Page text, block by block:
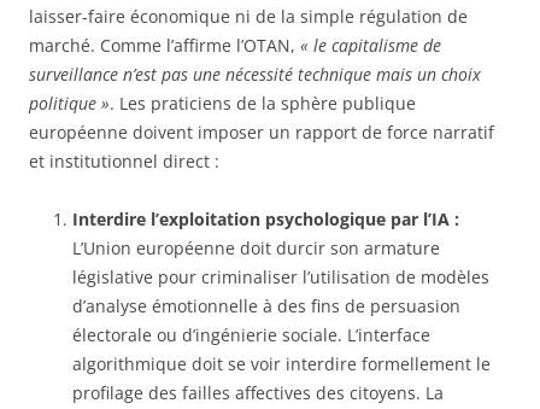
laisser-faire économique ni de la simple régulation de
marché. Comme l’affirme l’OTAN, « le capitalisme de
surveillance n’est pas une nécessité technique mais un choix
politique ». Les praticiens de la sphère publique
européenne doivent imposer un rapport de force narratif
et institutionnel direct :
Interdire l’exploitation psychologique par l’IA :
L’Union européenne doit durcir son armature
législative pour criminaliser l’utilisation de modèles
d’analyse émotionnelle à des fins de persuasion
électorale ou d’ingénierie sociale. L’interface
algorithmique doit se voir interdire formellement le
profilage des failles affectives des citoyens. La